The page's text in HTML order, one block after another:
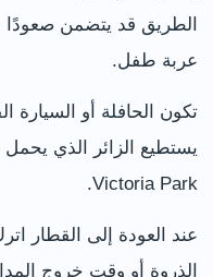
الطريق قد يتضمن صعودًا
عربة طفل.
تكون الحافلة أو السيارة
يستطيع الزائر الذي
Victoria Park.
عند العودة إلى القطار
الذروة أو وقت خروج